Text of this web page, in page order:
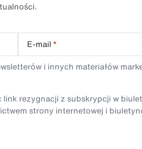
E-mail *
i innych materiałów
rezygnacji z subskrypcji w
strony internetowej i